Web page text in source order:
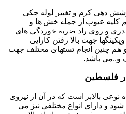
دهی کرم و تغییر لوله جکی
کلیه عیوب از جمله خش ها و
و روی راد.ضربه خوردگی های
جهت بالا رفتن کارایی
هم چنین انجام تستهای مختلف جهت
و..می باشد.
در فلسطین
نوعی بالابر است که در آن از نیروی
و دارای انواع مختلفی نیز می